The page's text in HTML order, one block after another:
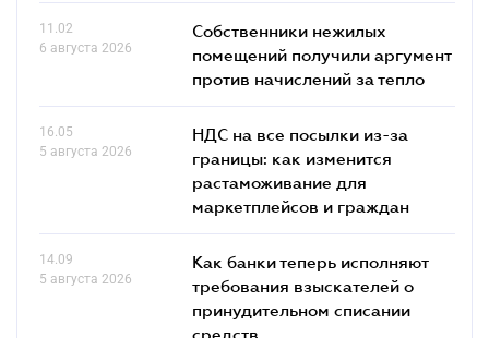
11.02
6 августа 2026
Собственники нежилых
помещений получили аргумент
против начислений за тепло
16.05
5 августа 2026
НДС на все посылки из-за
границы: как изменится
растаможивание для
маркетплейсов и граждан
14.09
5 августа 2026
Как банки теперь исполняют
требования взыскателей о
принудительном списании
средств